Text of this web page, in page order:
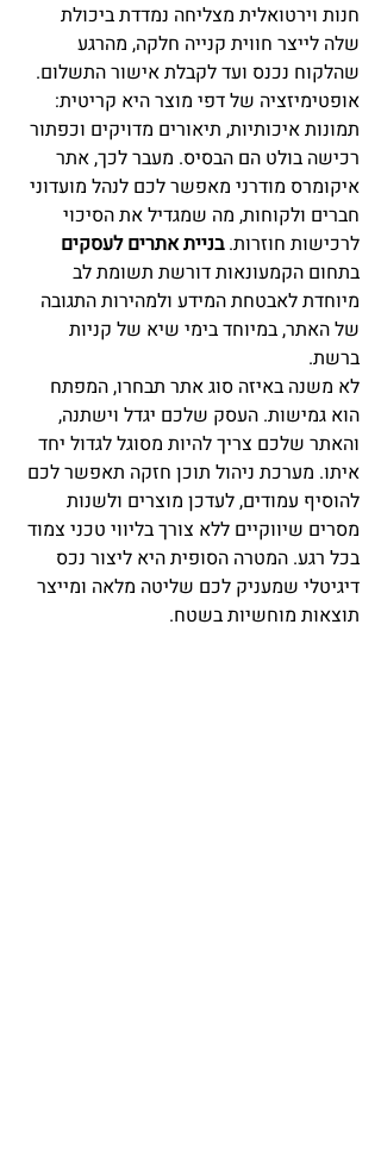
חנות וירטואלית מצליחה נמדדת ביכולת
שלה לייצר חווית קנייה חלקה, מהרגע
שהלקוח נכנס ועד לקבלת אישור התשלום.
אופטימיזציה של דפי מוצר היא קריטית:
תמונות איכותיות, תיאורים מדויקים וכפתור
רכישה בולט הם הבסיס. מעבר לכך, אתר
איקומרס מודרני מאפשר לכם לנהל מועדוני
חברים ולקוחות, מה שמגדיל את הסיכוי
לרכישות חוזרות. בניית אתרים לעסקים
בתחום הקמעונאות דורשת תשומת לב
מיוחדת לאבטחת המידע ולמהירות התגובה
של האתר, במיוחד בימי שיא של קניות
ברשת.
לא משנה באיזה סוג אתר תבחרו, המפתח
הוא גמישות. העסק שלכם יגדל וישתנה,
והאתר שלכם צריך להיות מסוגל לגדול יחד
איתו. מערכת ניהול תוכן חזקה תאפשר לכם
להוסיף עמודים, לעדכן מוצרים ולשנות
מסרים שיווקיים ללא צורך בליווי טכני צמוד
בכל רגע. המטרה הסופית היא ליצור נכס
דיגיטלי שמעניק לכם שליטה מלאה ומייצר
תוצאות מוחשיות בשטח.